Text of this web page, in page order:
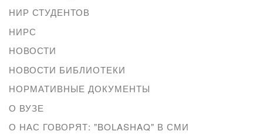
НИР СТУДЕНТОВ
НИРС
НОВОСТИ
НОВОСТИ БИБЛИОТЕКИ
НОРМАТИВНЫЕ ДОКУМЕНТЫ
О ВУЗЕ
О НАС ГОВОРЯТ: "BOLASHAQ" В СМИ